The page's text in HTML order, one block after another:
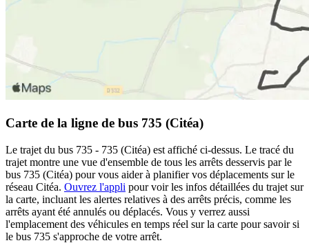
Carte de la ligne de bus 735 (Citéa)
Le trajet du bus 735 - 735 (Citéa) est affiché ci-dessus. Le tracé du
trajet montre une vue d'ensemble de tous les arrêts desservis par le
bus 735 (Citéa) pour vous aider à planifier vos déplacements sur le
réseau Citéa. Ouvrez l'appli pour voir les infos détaillées du trajet sur
la carte, incluant les alertes relatives à des arrêts précis, comme les
arrêts ayant été annulés ou déplacés. Vous y verrez aussi
l'emplacement des véhicules en temps réel sur la carte pour savoir si
le bus 735 s'approche de votre arrêt.